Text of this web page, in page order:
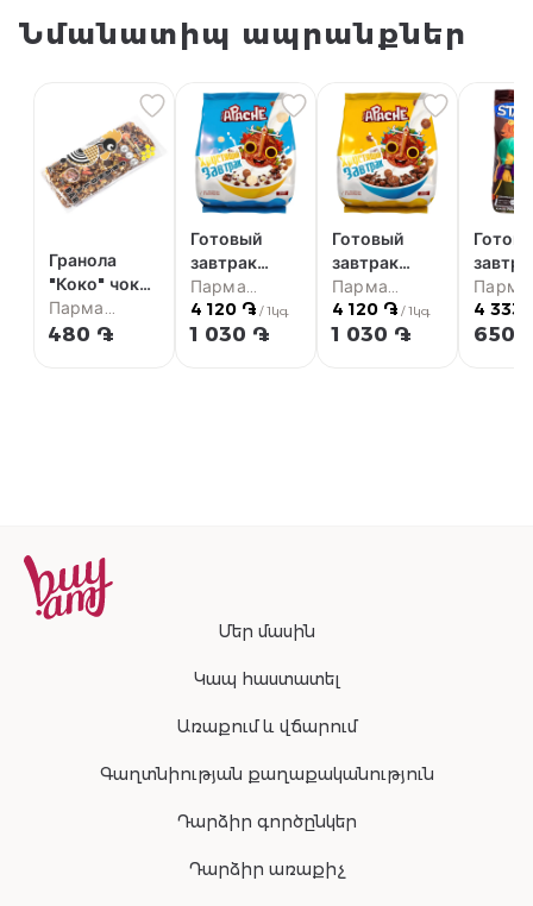
Նմանատիպ ապրանքներ
Гранола
"Коко" чоко
40г
Парма
супермаркет
480 ֏
Готовый
завтрак
"Apache
Duo" 250г
Парма
супермаркет
4 120 ֏ / 1կգ
1 030 ֏
Готовый
завтрак
"Apache"
шоколад
250г
Парма
супермаркет
4 120 ֏ / 1կգ
1 030 ֏
"Start"
150г
Парма
4 333
650
Մեր մասին
Կապ հաստատել
Առաքում և վճարում
Գաղտնիության քաղաքականություն
Դարձիր գործընկեր
Դարձիր առաքիչ